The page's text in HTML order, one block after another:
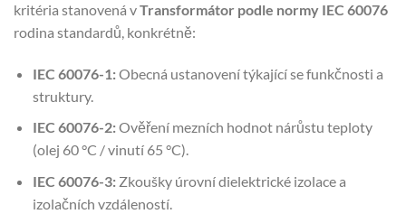
kritéria stanovená vTransformátor podle normy IEC 60076
rodina standardů, konkrétně:
IEC 60076-1:Obecná ustanovení týkající se funkčnosti a
struktury.
IEC 60076-2:Ověření mezních hodnot nárůstu teploty
(olej 60 °C / vinutí 65 °C).
IEC 60076-3:Zkoušky úrovní dielektrické izolace a
izolačních vzdáleností.